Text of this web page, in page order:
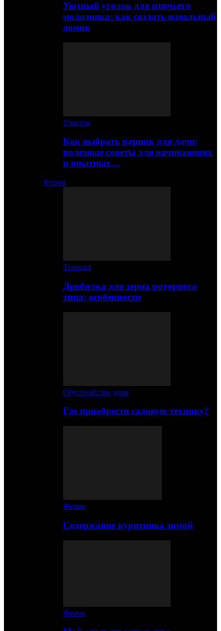
Уютный уголок для птичьего
молодняка: как создать идеальный
домик
Участок
Как выбрать парник для дачи:
полезные советы для начинающих
и опытных…
Ферма
Техника
Дробилка для зерна роторного
типа: особенности
Обустройство дома
Где приобрести садовую технику?
Ферма
Содержание курятника зимой
Ферма